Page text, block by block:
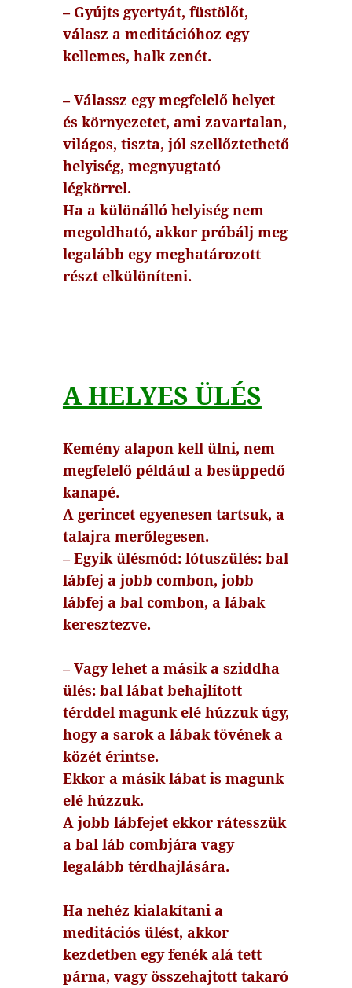
– Gyújts gyertyát, füstölőt,
válasz a meditációhoz egy
kellemes, halk zenét.
– Válassz egy megfelelő helyet
és környezetet, ami zavartalan,
világos, tiszta, jól szellőztethető
helyiség, megnyugtató
légkörrel.
Ha a különálló helyiség nem
megoldható, akkor próbálj meg
legalább egy meghatározott
részt elkülöníteni.
A HELYES ÜLÉS
Kemény alapon kell ülni, nem
megfelelő például a besüppedő
kanapé.
A gerincet egyenesen tartsuk, a
talajra merőlegesen.
– Egyik ülésmód: lótuszülés: bal
lábfej a jobb combon, jobb
lábfej a bal combon, a lábak
keresztezve.
– Vagy lehet a másik a sziddha
ülés: bal lábat behajlított
térddel magunk elé húzzuk úgy,
hogy a sarok a lábak tövének a
közét érintse.
Ekkor a másik lábat is magunk
elé húzzuk.
A jobb lábfejet ekkor rátesszük
a bal láb combjára vagy
legalább térdhajlására.
Ha nehéz kialakítani a
meditációs ülést, akkor
kezdetben egy fenék alá tett
párna, vagy összehajtott takaró